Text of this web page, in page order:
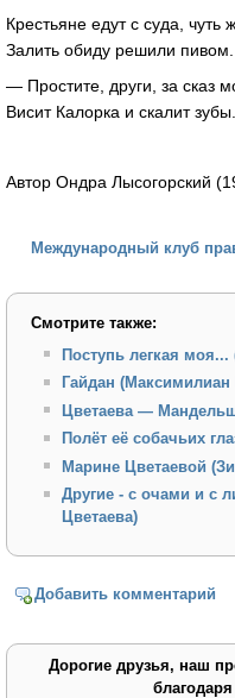
Крестьяне едут с суда, чуть
Залить обиду решили пивом.
— Простите, други, за сказ
Висит Калорка и скалит зубы.
Автор Ондра Лысогорский
Международный клуб
Смотрите также:
Поступь легкая
Гайдан
Цветаева —
Полёт её собачьих
Марине Цветаевой
Другие - с очами и с
Цветаева)
Добавить комментарий
Дорогие друзья, наш